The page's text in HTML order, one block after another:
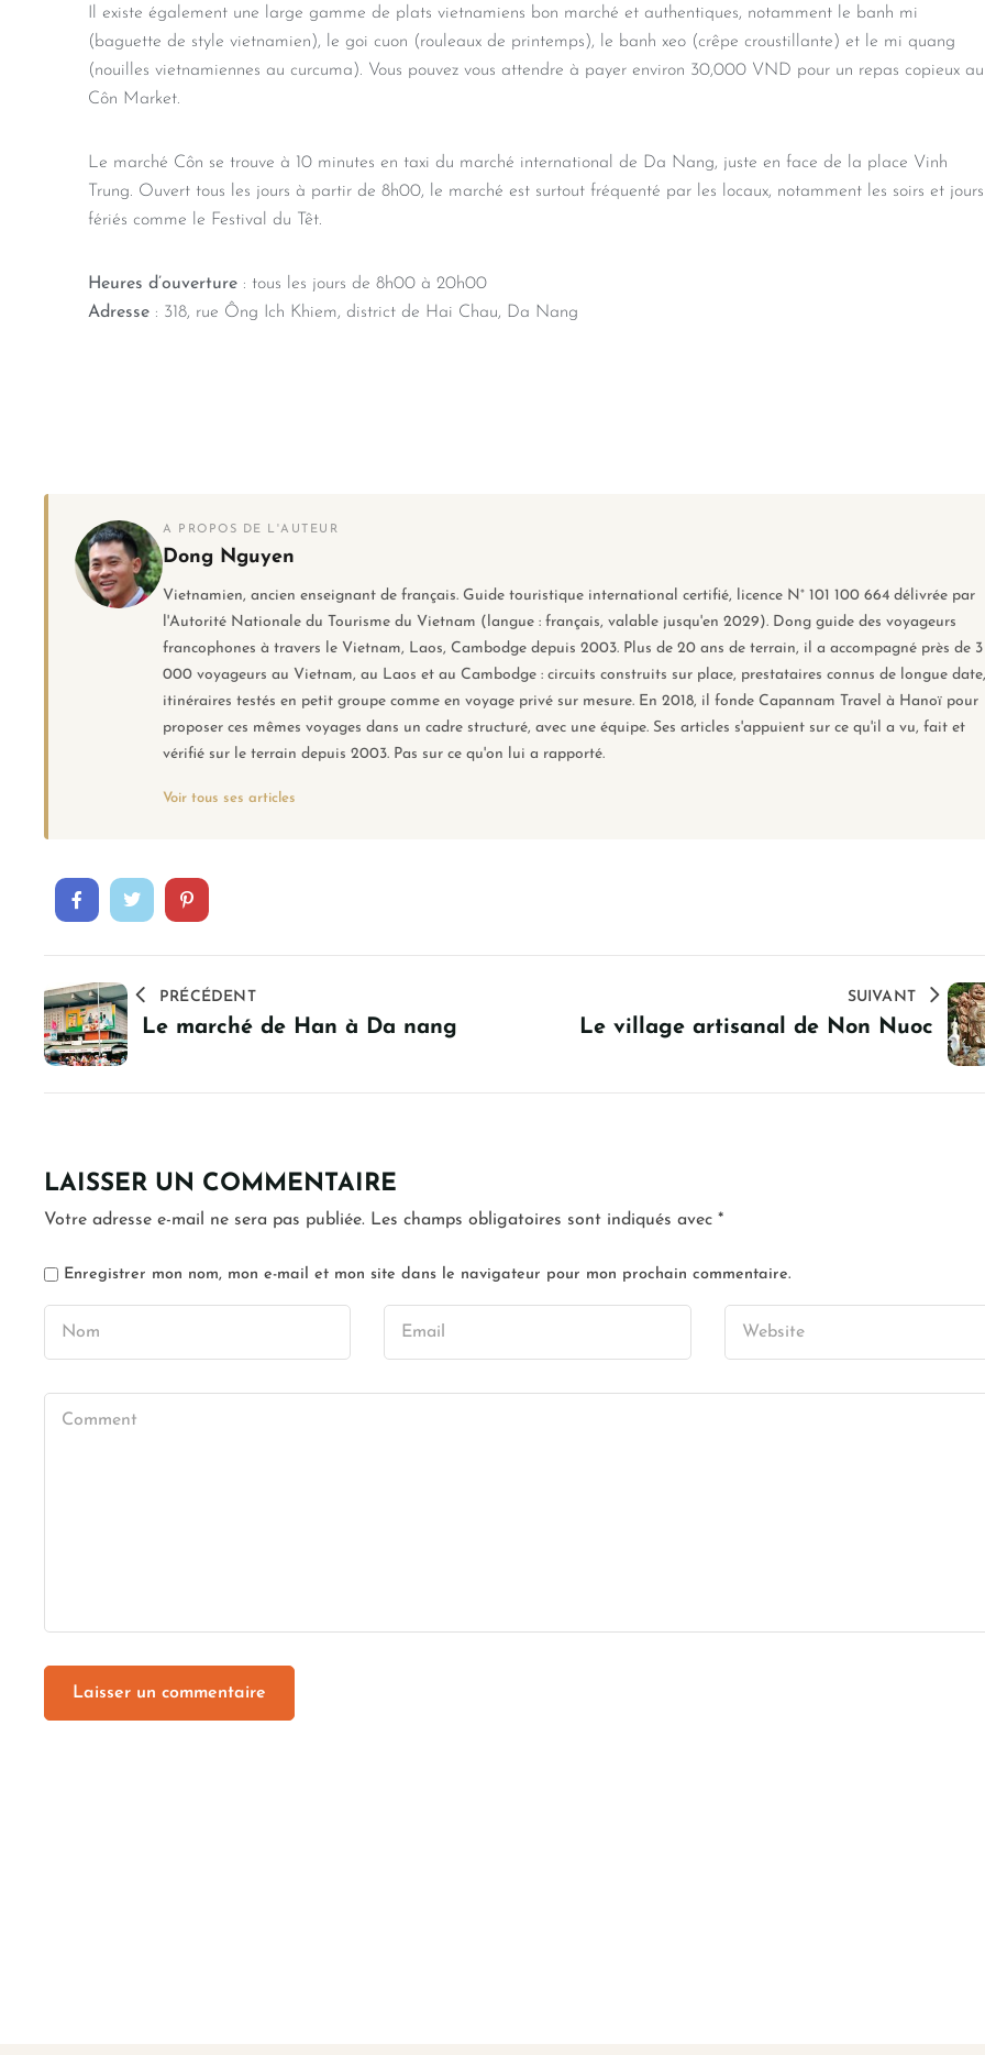
Il existe également une large gamme de plats vietnamiens bon marché et authentiques, notamment le banh mi
(baguette de style vietnamien), le goi cuon (rouleaux de printemps), le banh xeo (crêpe croustillante) et le mi quang
(nouilles vietnamiennes au curcuma). Vous pouvez vous attendre à payer environ 30,000 VND pour un repas copieux au
Côn Market.
Le marché Côn se trouve à 10 minutes en taxi du marché international de Da Nang, juste en face de la place Vinh
Trung. Ouvert tous les jours à partir de 8h00, le marché est surtout fréquenté par les locaux, notamment les soirs et jours
fériés comme le Festival du Têt.
Heures d’ouverture : tous les jours de 8h00 à 20h00
Adresse : 318, rue Ông Ich Khiem, district de Hai Chau, Da Nang
A PROPOS DE L'AUTEUR
Dong Nguyen
Vietnamien, ancien enseignant de français. Guide touristique international certifié, licence N° 101 100 664 délivrée par
l'Autorité Nationale du Tourisme du Vietnam (langue : français, valable jusqu'en 2029). Dong guide des voyageurs
francophones à travers le Vietnam, Laos, Cambodge depuis 2003. Plus de 20 ans de terrain, il a accompagné près de 3
000 voyageurs au Vietnam, au Laos et au Cambodge : circuits construits sur place, prestataires connus de longue date,
itinéraires testés en petit groupe comme en voyage privé sur mesure. En 2018, il fonde Capannam Travel à Hanoï pour
proposer ces mêmes voyages dans un cadre structuré, avec une équipe. Ses articles s'appuient sur ce qu'il a vu, fait et
vérifié sur le terrain depuis 2003. Pas sur ce qu'on lui a rapporté.
Voir tous ses articles
PRÉCÉDENT
Le marché de Han à Da nang
SUIVANT
Le village artisanal de Non Nuoc
LAISSER UN COMMENTAIRE
Votre adresse e-mail ne sera pas publiée. Les champs obligatoires sont indiqués avec *
Enregistrer mon nom, mon e-mail et mon site dans le navigateur pour mon prochain commentaire.